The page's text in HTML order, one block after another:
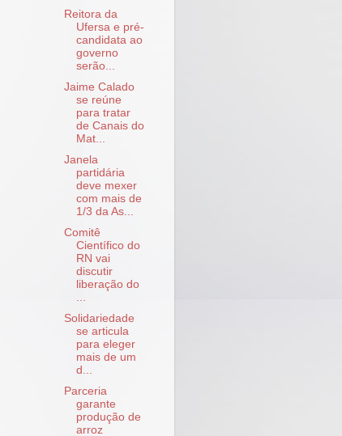
Reitora da
Ufersa e pré-
candidata ao
governo
serão...
Jaime Calado
se reúne
para tratar
de Canais do
Mat...
Janela
partidária
deve mexer
com mais de
1/3 da As...
Comitê
Científico do
RN vai
discutir
liberação do
...
Solidariedade
se articula
para eleger
mais de um
d...
Parceria
garante
produção de
arroz